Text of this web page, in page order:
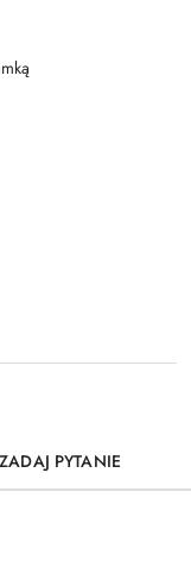
ZADAJ PYTANIE